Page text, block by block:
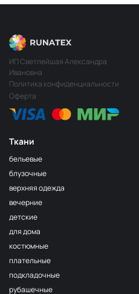
Ткани
бельевые
блузочные
верхняя одежда
вечерние
детские
для дома
костюмные
плательные
подкладочные
рубашечные
ИП Светлейшая Александра
Ивановна
Политика конфиденциальности
Оферта